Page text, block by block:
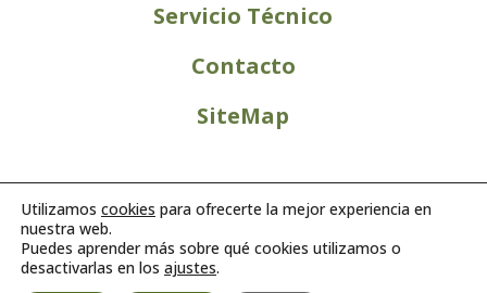
Servicio Técnico
Contacto
SiteMap
Utilizamos cookies para ofrecerte la mejor experiencia en
nuestra web.
Puedes aprender más sobre qué cookies utilizamos o
desactivarlas en los ajustes.